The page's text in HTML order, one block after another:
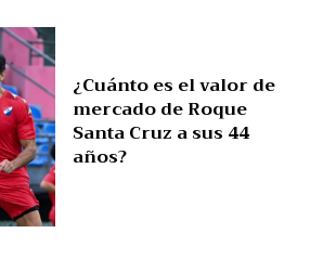
¿Cuánto es el valor de
mercado de Roque
Santa Cruz a sus 44
años?